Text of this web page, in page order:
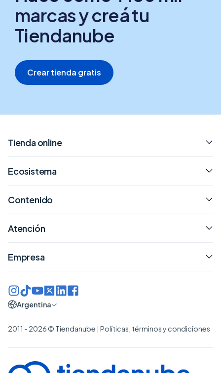
marcas y creá tu
Tiendanube
Crear tienda gratis
Tienda online
Ecosistema
Contenido
Atención
Empresa
2011 - 2026 © Tiendanube | Políticas, términos y condiciones
Argentina